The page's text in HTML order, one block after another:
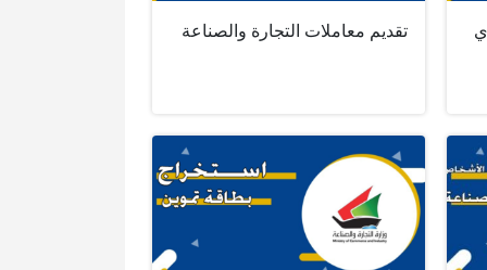
تقديم معاملات التجارة والصناعة